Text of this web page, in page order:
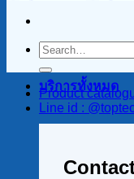
Product
Line id :
บริการทั้งหมด